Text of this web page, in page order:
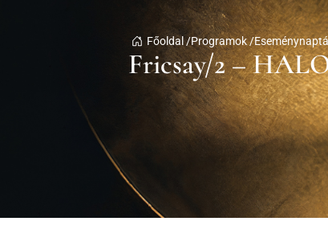
Főoldal /Programok /
Fricsay/2 –